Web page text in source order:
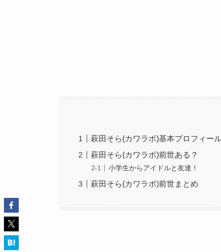
萩田そら(カワラボ)基本プロフィー
萩田そら(カワラボ)前世ある？
小学生からアイドルと友達！
萩田そら(カワラボ)前世まとめ